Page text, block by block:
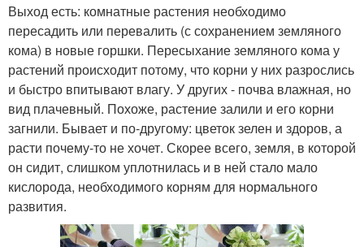
Выход есть: комнатные растения необходимо
пересадить или перевалить (с сохранением земляного
кома) в новые горшки. Пересыхание земляного кома у
растений происходит потому, что корни у них разрослись
и быстро впитывают влагу. У других - почва влажная, но
вид плачевный. Похоже, растение залили и его корни
загнили. Бывает и по-другому: цветок зелен и здоров, а
расти почему-то не хочет. Скорее всего, земля, в которой
он сидит, слишком уплотнилась и в ней стало мало
кислорода, необходимого корням для нормального
развития.